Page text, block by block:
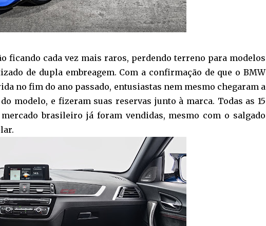
ficando cada vez mais raros, perdendo terreno para modelos
de dupla embreagem. Com a confirmação de que o BMW
no fim do ano passado, entusiastas nem mesmo chegaram a
modelo, e fizeram suas reservas junto à marca. Todas as 15
brasileiro já foram vendidas, mesmo com o salgado